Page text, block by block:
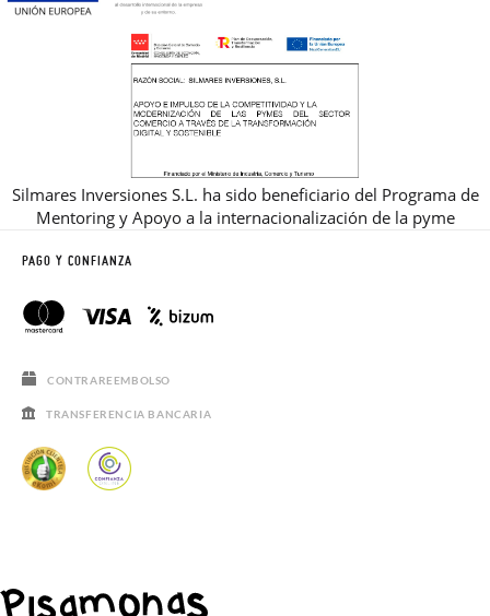
Silmares Inversiones S.L. ha sido beneficiario del Programa de
Mentoring y Apoyo a la internacionalización de la pyme
PAGO Y CONFIANZA
CONTRAREEMBOLSO
TRANSFERENCIA BANCARIA